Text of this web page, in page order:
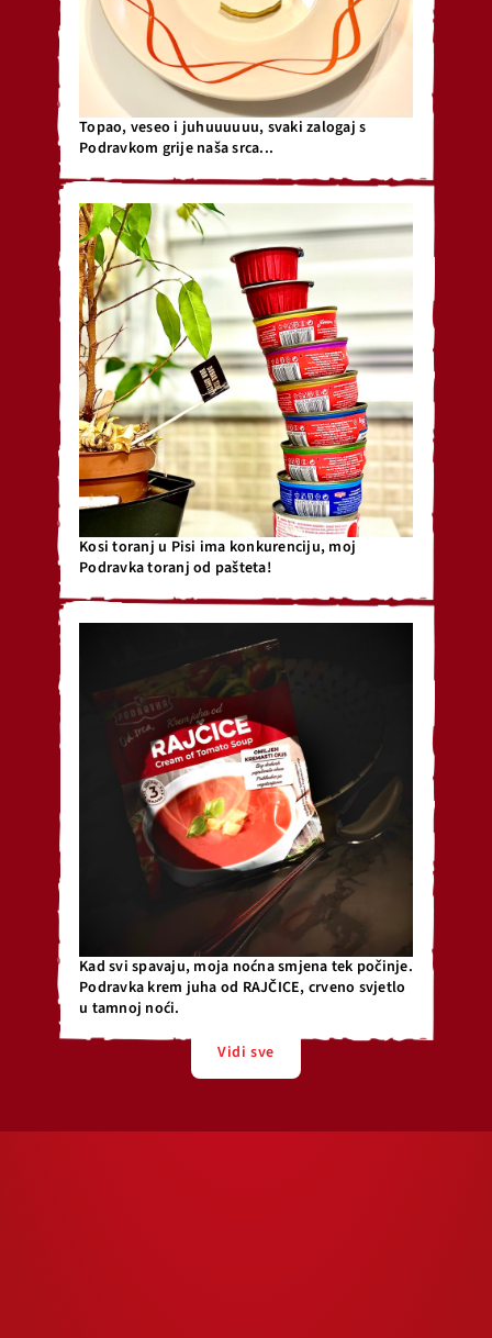
Topao, veseo i juhuuuuuu, svaki zalogaj s
Podravkom grije naša srca...
Kosi toranj u Pisi ima konkurenciju, moj
Podravka toranj od pašteta!
Kad svi spavaju, moja noćna smjena tek počinje.
Podravka krem juha od RAJČICE, crveno svjetlo
u tamnoj noći.
Vidi sve